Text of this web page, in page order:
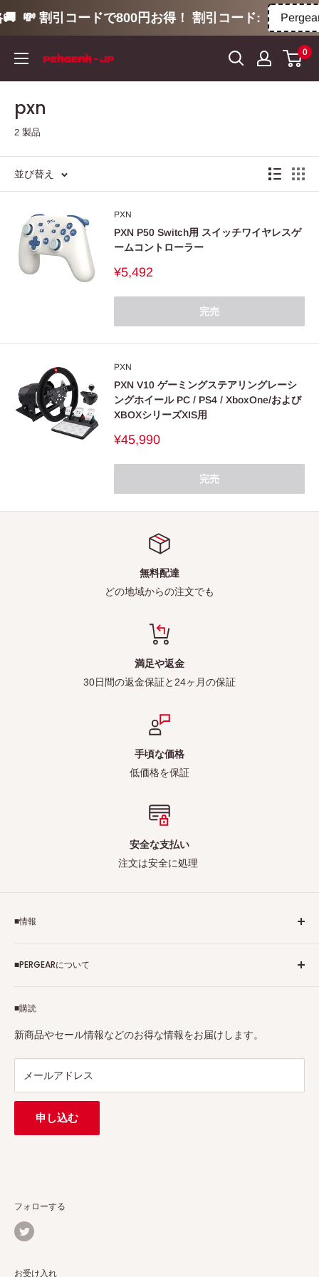
💸 割引コードで800円お得！ 割引コード:
テ
ス
ッ
0
pxn
2 製品
並び替え
PXN
PXN P50 Switch用 スイッチワイヤレスゲ
ームコントローラー
販
価
¥5,492
完売
PXN
PXN V10 ゲーミングステアリングレーシ
ングホイール PC / PS4 / XboxOne/および
XBOXシリーズXIS用
販
価
¥45,990
完売
無料配達
どの地域からの注文でも
満足や返金
30日間の返金保証と24ヶ月の保証
手頃な価格
低価格を保証
安全な支払い
注文は安全に処理
■購読
新商品やセール情報などのお得な情報をお届けします。
メールアドレス
申し込む
■情報
個人情報保護方針
Tax-free
特定商取引法に基づく表示
■PERGEARについて
7Artisans、FIMIなど各撮影機材ブランドの正規代理店です。
プロ、アマチュアを問わず、さまざまな撮影製品を取り揃え
連絡先： support@pergear.co.jp
フォローする
お受け入れ